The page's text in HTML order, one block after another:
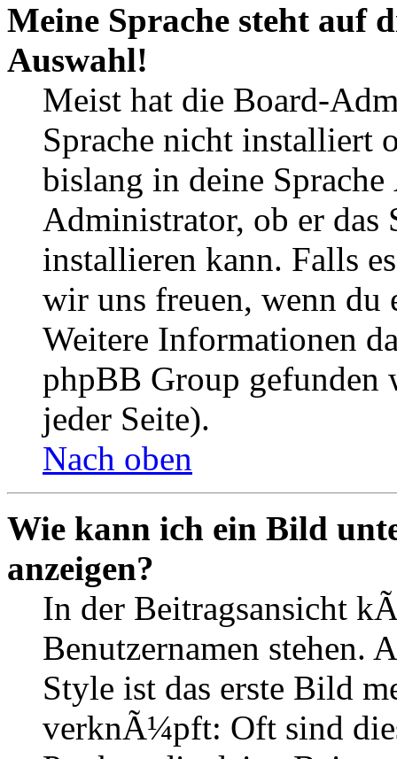
Meine Sprache steht auf
Auswahl!
Meist hat die Board-
Sprache nicht installiert
bislang in deine
Administrator, ob er das
installieren kann. Falls
wir uns freuen, wenn
Weitere Informationen
phpBB Group gefunden
jeder Seite).
Nach oben
Wie kann ich ein Bild
anzeigen?
In der Beitragsansicht
Benutzernamen stehen.
Style ist das erste Bild
verknÃ¼pft: Oft sind